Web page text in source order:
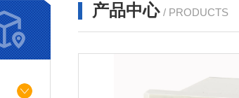
产品中心 / PRODUCTS